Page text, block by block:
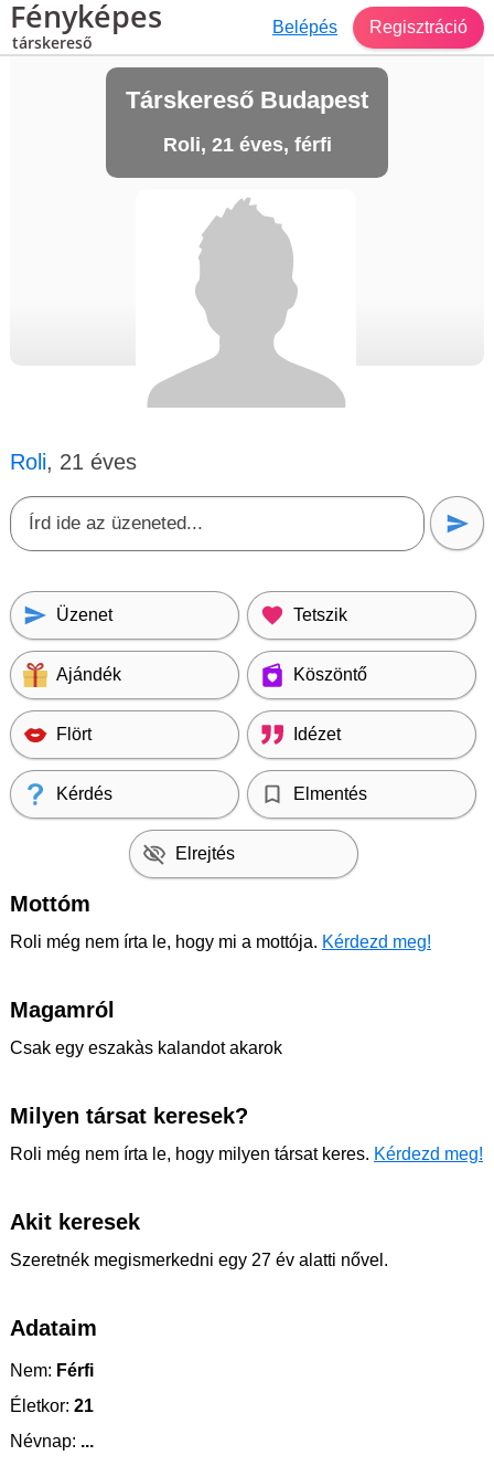
Fényképes
társkereső
Belépés Regisztráció
Társkereső Budapest
Roli, 21 éves, férfi
Roli, 21 éves
Üzenet Tetszik
Ajándék Köszöntő
Flört Idézet
Kérdés Elmentés
Elrejtés
Mottóm
Roli még nem írta le, hogy mi a mottója. Kérdezd meg!
Magamról
Csak egy eszakàs kalandot akarok
Milyen társat keresek?
Roli még nem írta le, hogy milyen társat keres. Kérdezd meg!
Akit keresek
Szeretnék megismerkedni egy 27 év alatti nővel.
Adataim
Nem: Férfi
Életkor: 21
Névnap: ...